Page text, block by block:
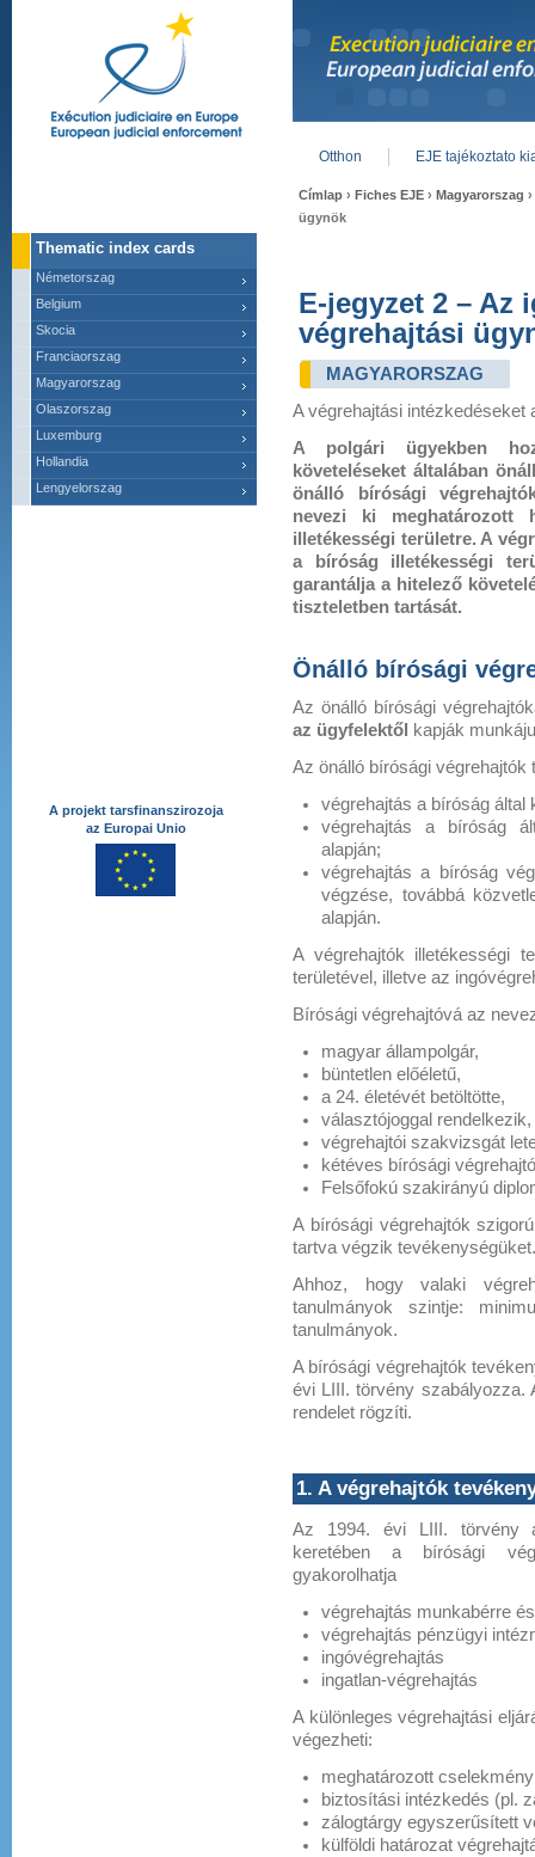
Címlap › Fiches EJE › Magyarorszag
ügynök
E-jegyzet 2 – Az
végrehajtási
MAGYARORSZAG
A végrehajtási intézkedéseket
A polgári ügyekben
követeléseket általában
önálló bírósági
nevezi ki meghatározott
illetékességi területre. A
a bíróság illetékességi
garantálja a hitelező
tiszteletben tartását.
Önálló bírósági
Az önálló bírósági
az ügyfelektől
kapják
Az önálló bírósági
végrehajtás a bíróság által
végrehajtás a bíróság
alapján;
végrehajtás a bíróság
végzése, továbbá
alapján.
A végrehajtók illetékességi
területével, illetve az
Bírósági végrehajtóvá az
magyar állampolgár,
büntetlen előéletű,
a 24. életévét betöltötte,
választójoggal rendelkezik,
végrehajtói szakvizsgát
kétéves bírósági
Felsőfokú szakirányú
A bírósági végrehajtók
tartva végzik
Ahhoz, hogy valaki
tanulmányok szintje:
tanulmányok.
A bírósági végrehajtók
évi LIII. törvény szabályozza.
rendelet rögzíti.
1. A végrehajtók
Az 1994. évi LIII. törvény
keretében a bírósági
gyakorolhatja
végrehajtás munkabérre
végrehajtás pénzügyi
ingóvégrehajtás
ingatlan-végrehajtás
A különleges végrehajtási
végezheti:
meghatározott
biztosítási intézkedés (pl.
zálogtárgy egyszerűsített
külföldi határozat
Otthon EJE tajékoztato
Thematic index cards
Németorszag
Belgium
Skocia
Franciaorszag
Magyarorszag
Olaszorszag
Luxemburg
Hollandia
Lengyelorszag
A projekt tarsfinanszirozoja
az Europai Unio